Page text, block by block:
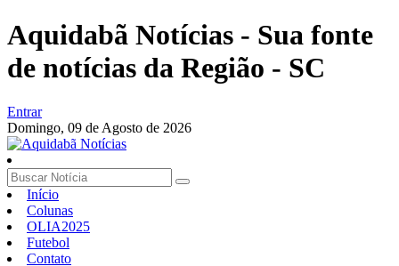
Aquidabã Notícias - Sua fonte
de notícias da Região - SC
Entrar
Domingo, 09 de Agosto de 2026
Início
Colunas
OLIA2025
Futebol
Contato